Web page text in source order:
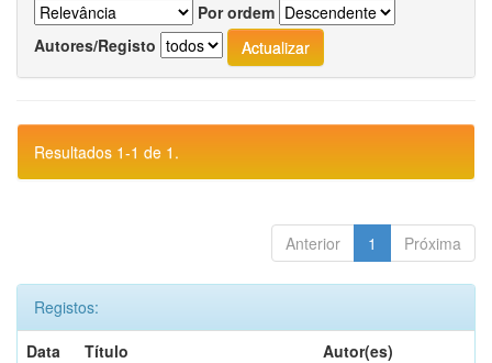
Por ordem
Autores/Registo
Resultados 1-1 de 1.
Anterior 1 Próxima
Registos:
Data
Título
Autor(es)